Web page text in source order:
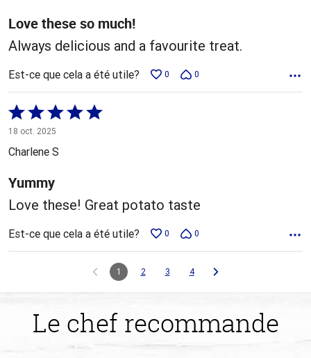
Love these so much!
Always delicious and a favourite treat.
Est-ce que cela a été utile? 0 0
Coté
5 sur
5
18 oct. 2025
Charlene S
Yummy
Love these! Great potato taste
Est-ce que cela a été utile? 0 0
1 2 3 4
Le chef recommande